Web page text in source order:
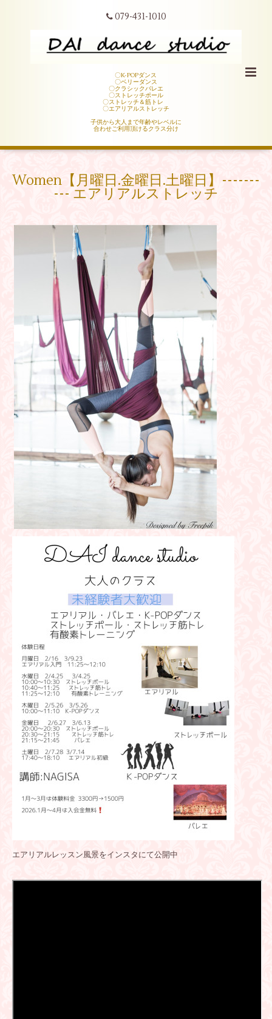
079-431-1010
〇K-POPダンス
〇ベリーダンス
〇クラシックバレエ
〇ストレッチポール
〇ストレッチ＆筋トレ
〇エアリアルストレッチ
子供から大人まで年齢やレベルに
合わせご利用頂けるクラス分け
Women【月曜日.金曜日.土曜日】­­--­­--­­-­­--
-­­-- エアリアルストレッチ
エアリアルレッスン風景をインスタにて公開中